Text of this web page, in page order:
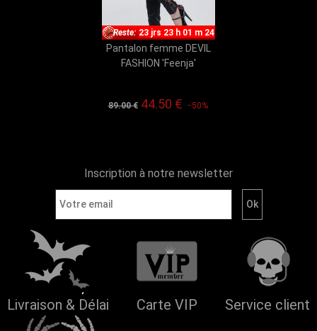
Reste:23 jrs 23 h 01 m 24
Pantalon femme DEVIL
FASHION 'Feenja'
89.00 € 44.50 € −50%
Inscription à notre newsletter
Livraison & Délai Carte VIP Service client